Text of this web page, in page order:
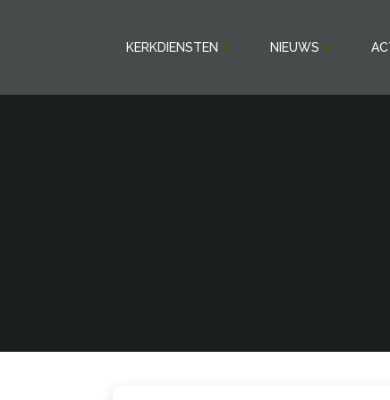
KERKDIENSTEN NIEUWS